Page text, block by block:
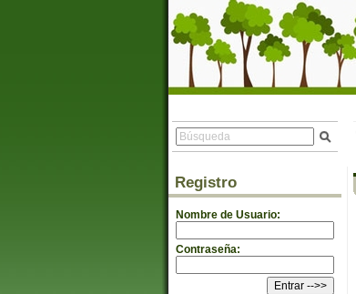
Registro
Nombre de Usuario:
Contraseña: